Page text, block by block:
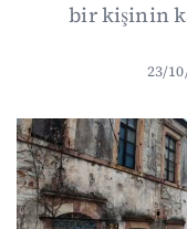
bir kişinin
23/